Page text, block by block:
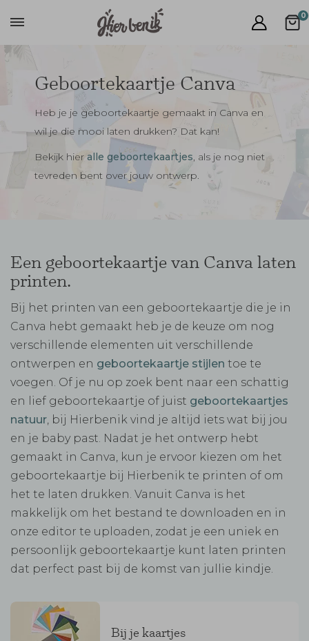
0
Geboortekaartje Canva
Heb je je geboortekaartje gemaakt in Canva en
wil je die mooi laten drukken? Dat kan!
Bekijk hier alle geboortekaartjes, als je nog niet
tevreden bent over jouw ontwerp.
Een geboortekaartje van Canva laten
printen.
Bij het printen van een geboortekaartje die je in
Canva hebt gemaakt heb je de keuze om nog
verschillende elementen uit verschillende
ontwerpen en geboortekaartje stijlen toe te
voegen. Of je nu op zoek bent naar een schattig
en lief geboortekaartje of juist geboortekaartjes
natuur, bij Hierbenik vind je altijd iets wat bij jou
en je baby past. Nadat je het ontwerp hebt
gemaakt in Canva, kun je ervoor kiezen om het
geboortekaartje bij Hierbenik te printen of om
het te laten drukken. Vanuit Canva is het
makkelijk om het bestand te downloaden en in
onze editor te uploaden, zodat je een uniek en
persoonlijk geboortekaartje kunt laten printen
dat perfect past bij de komst van jullie kindje.
Bij je kaartjes